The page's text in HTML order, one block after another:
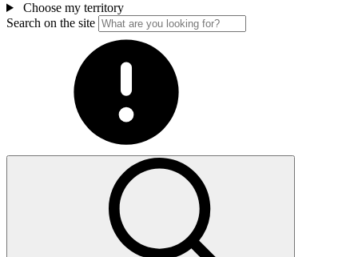
Choose my territory
Search on the site